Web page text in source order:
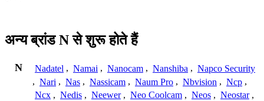
अन्य ब्रांड N से शुरू होते हैं
N Nadatel , Namai , Nanocam , Nanshiba , Napco Security
, Nari , Nas , Nassicam , Naum Pro , Nbvision , Ncp ,
Ncx , Nedis , Neewer , Neo Coolcam , Neos , Neostar ,